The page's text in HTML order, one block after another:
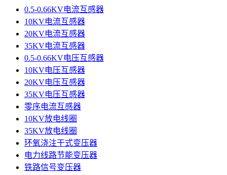
0.5-0.66KV电流互感器
10KV电流互感器
20KV电流互感器
35KV电流互感器
0.5-0.66KV电压互感器
10KV电压互感器
20KV电压互感器
35KV电压互感器
零序电流互感器
10KV放电线圈
35KV放电线圈
环氧浇注干式变压器
电力线路节能变压器
铁路信号变压器